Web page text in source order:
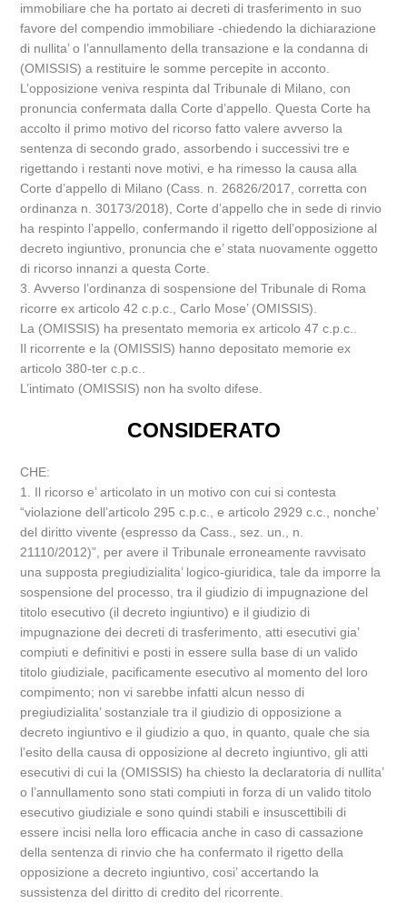
immobiliare che ha portato ai decreti di trasferimento in suo
favore del compendio immobiliare -chiedendo la dichiarazione
di nullita’ o l’annullamento della transazione e la condanna di
(OMISSIS) a restituire le somme percepite in acconto.
L’opposizione veniva respinta dal Tribunale di Milano, con
pronuncia confermata dalla Corte d’appello. Questa Corte ha
accolto il primo motivo del ricorso fatto valere avverso la
sentenza di secondo grado, assorbendo i successivi tre e
rigettando i restanti nove motivi, e ha rimesso la causa alla
Corte d’appello di Milano (Cass. n. 26826/2017, corretta con
ordinanza n. 30173/2018), Corte d’appello che in sede di rinvio
ha respinto l’appello, confermando il rigetto dell’opposizione al
decreto ingiuntivo, pronuncia che e’ stata nuovamente oggetto
di ricorso innanzi a questa Corte.
3. Avverso l’ordinanza di sospensione del Tribunale di Roma
ricorre ex articolo 42 c.p.c., Carlo Mose’ (OMISSIS).
La (OMISSIS) ha presentato memoria ex articolo 47 c.p.c..
Il ricorrente e la (OMISSIS) hanno depositato memorie ex
articolo 380-ter c.p.c..
L’intimato (OMISSIS) non ha svolto difese.
CONSIDERATO
CHE:
1. Il ricorso e’ articolato in un motivo con cui si contesta
“violazione dell’articolo 295 c.p.c., e articolo 2929 c.c., nonche’
del diritto vivente (espresso da Cass., sez. un., n.
21110/2012)”, per avere il Tribunale erroneamente ravvisato
una supposta pregiudizialita’ logico-giuridica, tale da imporre la
sospensione del processo, tra il giudizio di impugnazione del
titolo esecutivo (il decreto ingiuntivo) e il giudizio di
impugnazione dei decreti di trasferimento, atti esecutivi gia’
compiuti e definitivi e posti in essere sulla base di un valido
titolo giudiziale, pacificamente esecutivo al momento del loro
compimento; non vi sarebbe infatti alcun nesso di
pregiudizialita’ sostanziale tra il giudizio di opposizione a
decreto ingiuntivo e il giudizio a quo, in quanto, quale che sia
l’esito della causa di opposizione al decreto ingiuntivo, gli atti
esecutivi di cui la (OMISSIS) ha chiesto la declaratoria di nullita’
o l’annullamento sono stati compiuti in forza di un valido titolo
esecutivo giudiziale e sono quindi stabili e insuscettibili di
essere incisi nella loro efficacia anche in caso di cassazione
della sentenza di rinvio che ha confermato il rigetto della
opposizione a decreto ingiuntivo, cosi’ accertando la
sussistenza del diritto di credito del ricorrente.